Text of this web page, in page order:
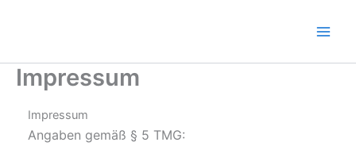
Impressum
Impressum
Angaben gemäß § 5 TMG: